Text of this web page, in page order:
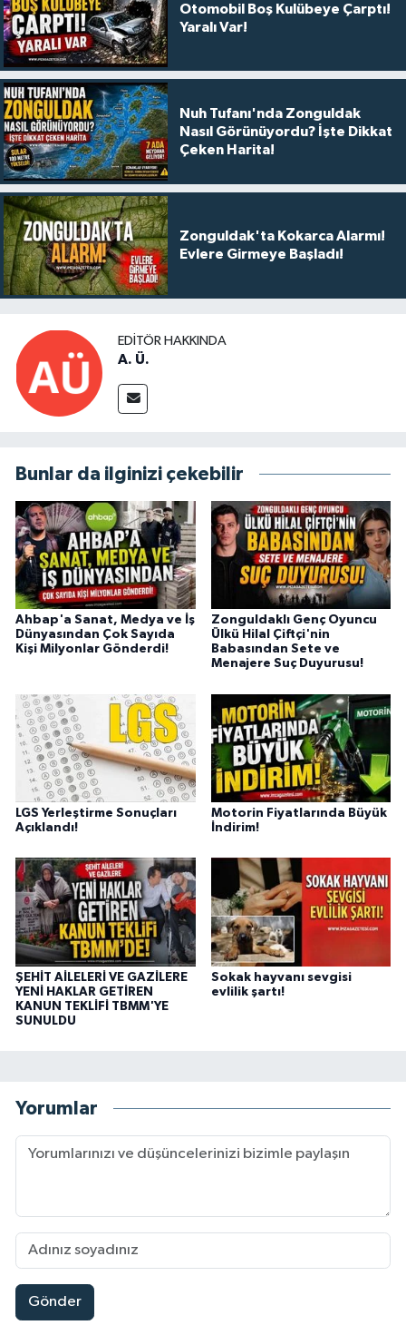
Otomobil Boş Kulübeye Çarptı!
Yaralı Var!
Nuh Tufanı'nda Zonguldak
Nasıl Görünüyordu? İşte Dikkat
Çeken Harita!
Zonguldak'ta Kokarca Alarmı!
Evlere Girmeye Başladı!
EDITÖR HAKKINDA
A. Ü.
Bunlar da ilginizi çekebilir
Ahbap'a Sanat, Medya ve İş
Dünyasından Çok Sayıda
Kişi Milyonlar Gönderdi!
Zonguldaklı Genç Oyuncu
Ülkü Hilal Çiftçi'nin
Babasından Sete ve
Menajere Suç Duyurusu!
LGS Yerleştirme Sonuçları
Açıklandı!
Motorin Fiyatlarında Büyük
İndirim!
ŞEHİT AİLELERİ VE GAZİLERE
YENİ HAKLAR GETİREN
KANUN TEKLİFİ TBMM'YE
SUNULDU
Sokak hayvanı sevgisi
evlilik şartı!
Yorumlar
Gönder